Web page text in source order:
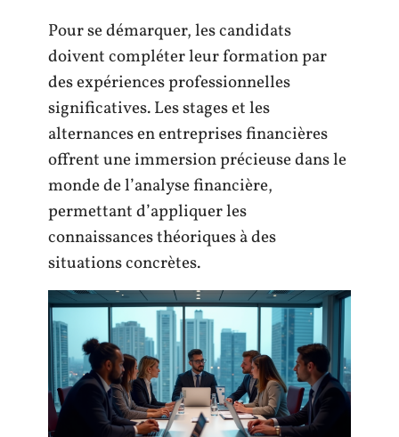
Pour se démarquer, les candidats
doivent compléter leur formation par
des expériences professionnelles
significatives. Les stages et les
alternances en entreprises financières
offrent une immersion précieuse dans le
monde de l’analyse financière,
permettant d’appliquer les
connaissances théoriques à des
situations concrètes.